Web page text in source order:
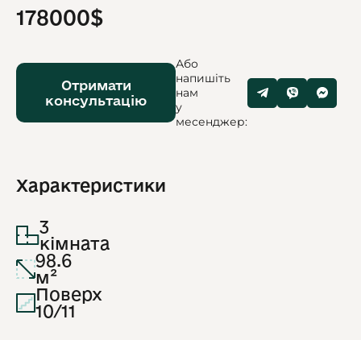
178000$
Отримати
консультацію
Або
напишіть
нам
у
месенджер:
Характеристики
3
кімната
98.6
м²
Поверх
10/11